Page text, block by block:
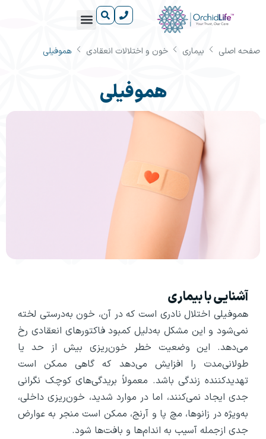
صفحه اصلی بیماری خون و اختلالات انعقادی هموفیلی
هموفیلی
آشنایی با بیماری
هموفیلی اختلال نادری است که در آن، خون به‌درستی لخته
نمی‌شود و این مشکل به‌دلیل کمبود فاکتورهای انعقادی رخ
می‌دهد. این وضعیت خطر خون‌ریزی بیش از حد یا
طولانی‌مدت را افزایش می‌دهد که گاهی ممکن است
تهدیدکننده‌ زندگی باشد. معمولاً بریدگی‌های کوچک نگرانی
جدی ایجاد نمی‌کنند، اما در موارد شدید، خون‌ریزی داخلی،
به‌ویژه در زانوها، مچ پا و آرنج، ممکن است منجر به عوارض
جدی ازجمله آسیب به اندام‌ها و بافت‌ها شود.